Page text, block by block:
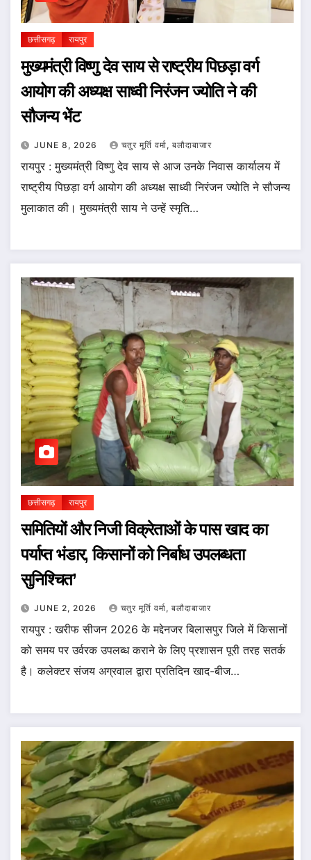
छत्तीसगढ़ रायपुर
मुख्यमंत्री विष्णु देव साय से राष्ट्रीय पिछड़ा वर्ग
आयोग की अध्यक्ष साध्वी निरंजन ज्योति ने की
सौजन्य भेंट
JUNE 8, 2026 चतुर मूर्ति वर्मा, बलौदाबाजार
रायपुर : मुख्यमंत्री विष्णु देव साय से आज उनके निवास कार्यालय में
राष्ट्रीय पिछड़ा वर्ग आयोग की अध्यक्ष साध्वी निरंजन ज्योति ने सौजन्य
मुलाकात की। मुख्यमंत्री साय ने उन्हें स्मृति…
छत्तीसगढ़ रायपुर
समितियों और निजी विक्रेताओं के पास खाद का
पर्याप्त भंडार, किसानों को निर्बाध उपलब्धता
सुनिश्चित’
JUNE 2, 2026 चतुर मूर्ति वर्मा, बलौदाबाजार
रायपुर : खरीफ सीजन 2026 के मद्देनजर बिलासपुर जिले में किसानों
को समय पर उर्वरक उपलब्ध कराने के लिए प्रशासन पूरी तरह सतर्क
है। कलेक्टर संजय अग्रवाल द्वारा प्रतिदिन खाद-बीज…